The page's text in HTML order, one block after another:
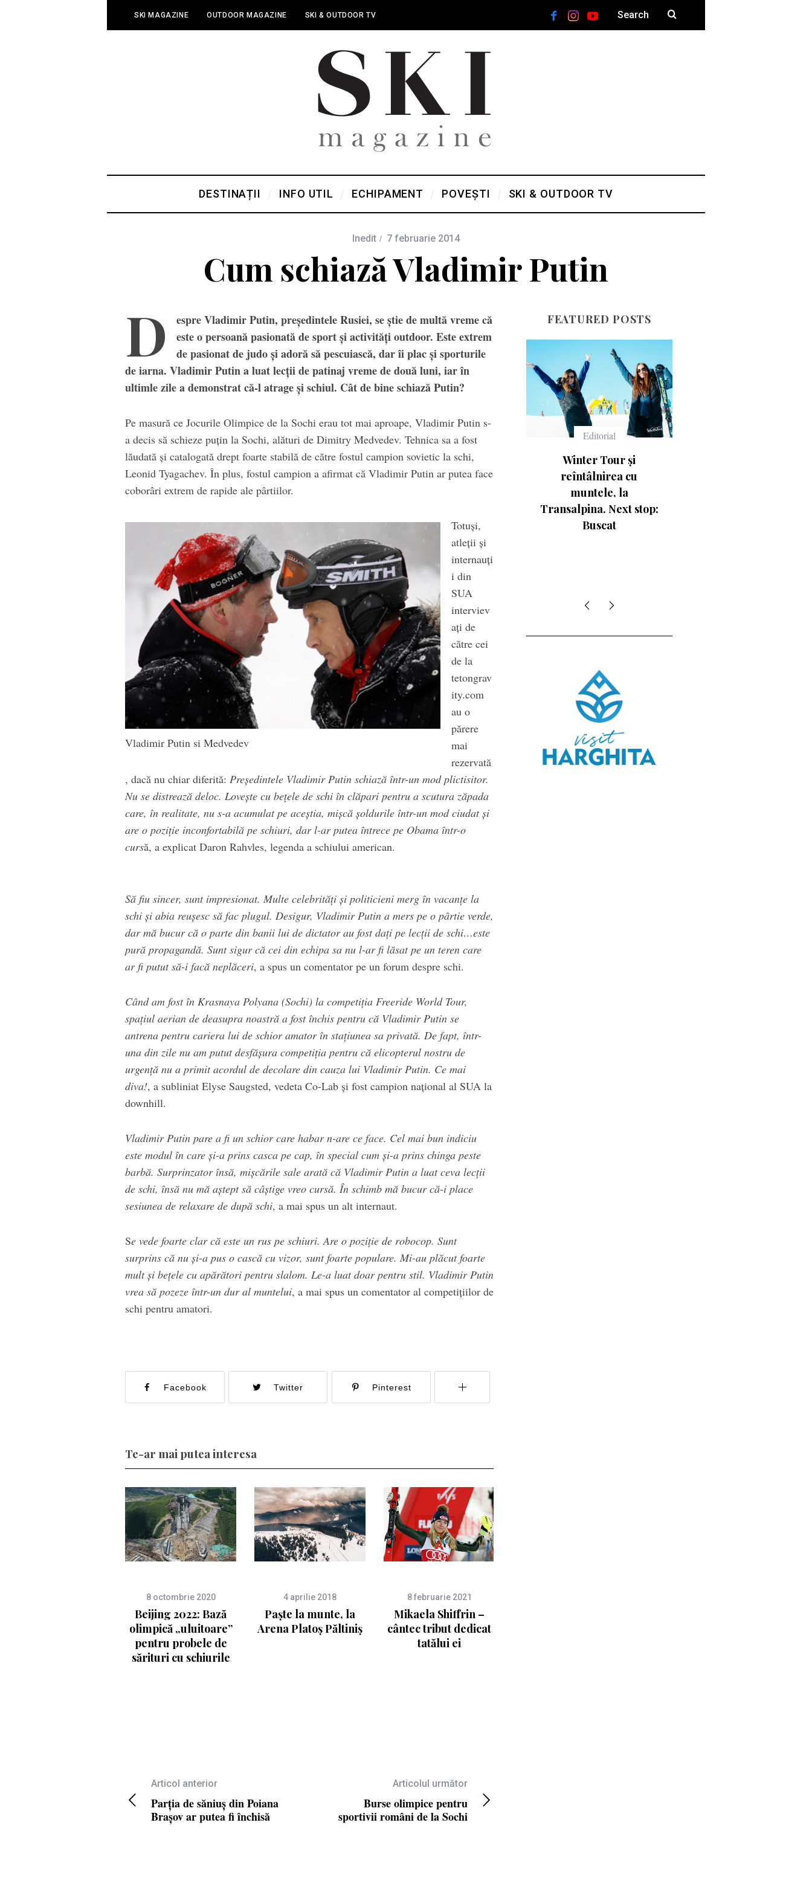
SKI MAGAZINE OUTDOOR MAGAZINE SKI & OUTDOOR TV
DESTINAȚII INFO UTIL ECHIPAMENT POVEȘTI SKI & OUTDOOR TV
Inedit 7 februarie 2014
Cum schiază Vladimir Putin
D
espre Vladimir Putin, preşedintele Rusiei, se ştie de multă vreme că
este o persoană pasionată de sport şi activităţi outdoor. Este extrem
de pasionat de judo şi adoră să pescuiască, dar îi plac şi sporturile
de iarna. Vladimir Putin a luat lecţii de patinaj vreme de două luni, iar în
ultimle zile a demonstrat că-l atrage şi schiul. Cât de bine schiază Putin?
Pe masură ce Jocurile Olimpice de la Sochi erau tot mai aproape, Vladimir Putin s-
a decis să schieze puţin la Sochi, alături de Dimitry Medvedev. Tehnica sa a fost
lăudată şi catalogată drept foarte stabilă de către fostul campion sovietic la schi,
Leonid Tyagachev. În plus, fostul campion a afirmat că Vladimir Putin ar putea face
coborâri extrem de rapide ale pârtiilor.
Vladimir Putin si Medvedev
Totuşi,
atleţii şi
internauţi
i din
SUA
interviev
aţi de
către cei
de la
tetongrav
ity.com
au o
părere
mai
rezervată
, dacă nu chiar diferită: Preşedintele Vladimir Putin schiază într-un mod plictisitor.
Nu se distrează deloc. Loveşte cu beţele de schi în clăpari pentru a scutura zăpada
care, în realitate, nu s-a acumulat pe aceştia, mişcă şoldurile într-un mod ciudat şi
are o poziţie inconfortabilă pe schiuri, dar l-ar putea întrece pe Obama într-o
cursă, a explicat Daron Rahvles, legenda a schiului american.
Să fiu sincer, sunt impresionat. Multe celebrităţi şi politicieni merg în vacanţe la
schi şi abia reuşesc să fac plugul. Desigur, Vladimir Putin a mers pe o pârtie verde,
dar mă bucur că o parte din banii lui de dictator au fost daţi pe lecţii de schi…este
pură propagandă. Sunt sigur că cei din echipa sa nu l-ar fi lăsat pe un teren care
ar fi putut să-i facă neplăceri, a spus un comentator pe un forum despre schi.
Când am fost în Krasnaya Polyana (Sochi) la competiţia Freeride World Tour,
spaţiul aerian de deasupra noastră a fost închis pentru că Vladimir Putin se
antrena pentru cariera lui de schior amator în staţiunea sa privată. De fapt, într-
una din zile nu am putut desfăşura competiţia pentru că elicopterul nostru de
urgenţă nu a primit acordul de decolare din cauza lui Vladimir Putin. Ce mai
diva!, a subliniat Elyse Saugsted, vedeta Co-Lab şi fost campion naţional al SUA la
downhill.
Vladimir Putin pare a fi un schior care habar n-are ce face. Cel mai bun indiciu
este modul în care şi-a prins casca pe cap, în special cum şi-a prins chinga peste
barbă. Surprinzator însă, mişcările sale arată că Vladimir Putin a luat ceva lecţii
de schi, însă nu mă aştept să câştige vreo cursă. În schimb mă bucur că-i place
sesiunea de relaxare de după schi, a mai spus un alt internaut.
Se vede foarte clar că este un rus pe schiuri. Are o poziţie de robocop. Sunt
surprins că nu şi-a pus o cască cu vizor, sunt foarte populare. Mi-au plăcut foarte
mult şi beţele cu apărători pentru slalom. Le-a luat doar pentru stil. Vladimir Putin
vrea să pozeze într-un dur al muntelui, a mai spus un comentator al competiţiilor de
schi pentru amatori.
Facebook Twitter Pinterest
Te-ar mai putea interesa
8 octombrie 2020
Beijing 2022: Bază
olimpică „uluitoare”
pentru probele de
sărituri cu schiurile
4 aprilie 2018
Paște la munte, la
Arena Platoș Păltiniș
8 februarie 2021
Mikaela Shiffrin –
cântec tribut dedicat
tatălui ei
Articol anterior
Parţia de săniuş din Poiana
Braşov ar putea fi închisă
Articolul următor
Burse olimpice pentru
sportivii români de la Sochi
FEATURED POSTS
Echipament
Casca Salomon Pioneer
Visor
Editorial
Winter Tour și
reîntâlnirea cu
Buscat
Echipament
Ce înseamnă numerele
de pe schiuri